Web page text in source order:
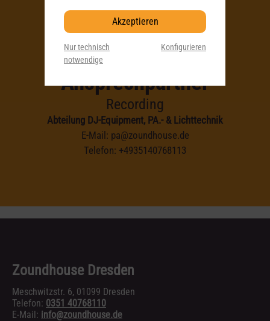
Ansprechpartner
Recording
Abteilung DJ-Equipment, PA.- & Lichttechnik
E-Mail: pa@zoundhouse.de
Telefon: +4935140768113
Zoundhouse Dresden
Meschwitzstr. 6, 01099 Dresden
Telefon: 0351 40768110
E-Mail: info@zoundhouse.de
Akzeptieren
Nur technisch
notwendige
Konfigurieren